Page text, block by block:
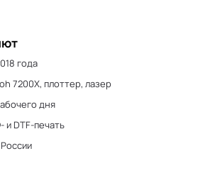
года
7200X, плоттер, лазер
дня
и DTF-печать